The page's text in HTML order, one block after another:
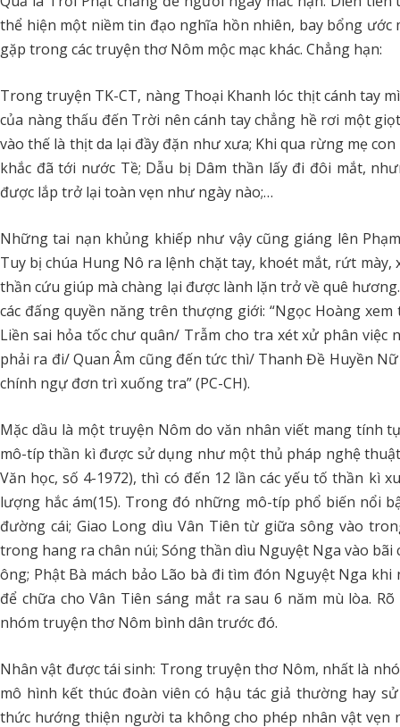
thể hiện một niềm tin đạo nghĩa hồn nhiên, bay bổng
gặp trong các truyện thơ Nôm mộc mạc khác. Chẳng hạn:
Trong truyện TK-CT, nàng Thoại Khanh lóc thịt cánh tay
của nàng thấu đến Trời nên cánh tay chẳng hề rơi một
vào thế là thịt da lại đầy đặn như xưa; Khi qua rừng mẹ
khắc đã tới nước Tề; Dẫu bị Dâm thần lấy đi đôi mắt,
được lắp trở lại toàn vẹn như ngày nào;…
Những tai nạn khủng khiếp như vậy cũng giáng lên
Tuy bị chúa Hung Nô ra lệnh chặt tay, khoét mắt, rứt
thần cứu giúp mà chàng lại được lành lặn trở về quê
các đấng quyền năng trên thượng giới: “Ngọc Hoàng
Liền sai hỏa tốc chư quân/ Trẫm cho tra xét xử phân
phải ra đi/ Quan Âm cũng đến tức thì/ Thanh Đề Huyền
chính ngự đơn trì xuống tra” (PC-CH).
Mặc dầu là một truyện Nôm do văn nhân viết mang tính
mô-típ thần kì được sử dụng như một thủ pháp nghệ
Văn học, số 4-1972), thì có đến 12 lần các yếu tố thần kì
lượng hắc ám(15). Trong đó những mô-típ phổ biến nổi
đường cái; Giao Long dìu Vân Tiên từ giữa sông vào
trong hang ra chân núi; Sóng thần dìu Nguyệt Nga vào
ông; Phật Bà mách bảo Lão bà đi tìm đón Nguyệt Nga
để chữa cho Vân Tiên sáng mắt ra sau 6 năm mù lòa.
nhóm truyện thơ Nôm bình dân trước đó.
Nhân vật được tái sinh: Trong truyện thơ Nôm, nhất là
mô hình kết thúc đoàn viên có hậu tác giả thường hay
thức hướng thiện người ta không cho phép nhân vật